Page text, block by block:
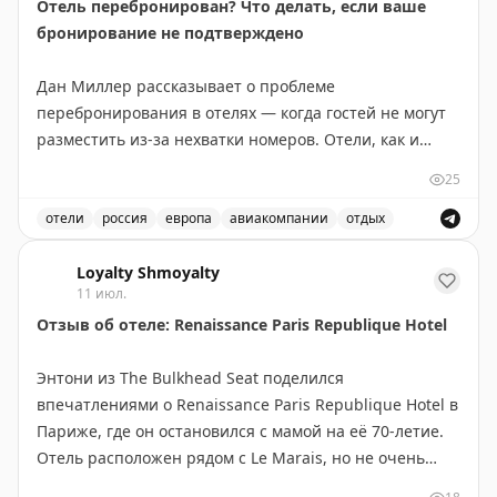
пойнтов и считает это хорошим решением, но не
рекомендует платить наличными ($772+налоги).
подхода к сервису.
The Bulkhead Seat|Original
Отель перебронирован? Что делать, если ваше
бронирование не подтверждено
Дан Миллер рассказывает о проблеме
перебронирования в отелях — когда гостей не могут
разместить из-за нехватки номеров. Отели, как и
отказов и отмен. Основные причины: гости остаются
дольше запланированного, технические проблемы,
крупные события в городе или непредвиденные
обстоятельства. Чтобы избежать проблемы,
рекомендуется бронировать напрямую на сайте
отеля, уведомлять об опоздании, присоединиться к
для подтверждения. Если вас всё же «выселили»,
отель должен предоставить сравнимый номер в
другом отеле и оплатить транспортировку. Крупные
сети (Hyatt, IHG, Marriott, Hilton) имеют собственные
25
отели россия европа авиакомпании отдых
Loyalty Shmoyalty
11 июл.
Отзыв об отеле: Renaissance Paris Republique Hotel
Энтони из The Bulkhead Seat поделился
впечатлениями о Renaissance Paris Republique Hotel в
Париже, где он остановился с мамой на её 70-летие.
Отель расположен рядом с Le Marais, но не очень